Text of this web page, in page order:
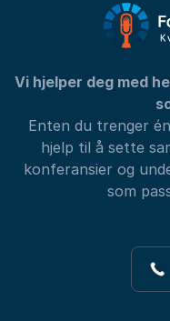
Vi hjelper deg med
Enten du trenger
hjelp til å sette
konferansier og
som